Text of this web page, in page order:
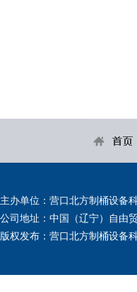
主办单位：营口北方制桶设备
公司地址：中国（辽宁）自由
版权发布：营口北方制桶设备